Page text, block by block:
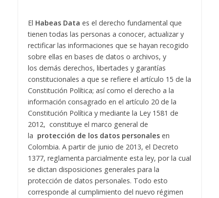
El Habeas Data es el derecho fundamental que
tienen todas las personas a conocer, actualizar y
rectificar las informaciones que se hayan recogido
sobre ellas en bases de datos o archivos, y
los demás derechos, libertades y garantías
constitucionales a que se refiere el artículo 15 de la
Constitución Política; así como el derecho a la
información consagrado en el artículo 20 de la
Constitución Política y mediante la Ley 1581 de
2012, constituye el marco general de
la protección de los datos personalesen
Colombia. A partir de junio de 2013, el Decreto
1377, reglamenta parcialmente esta ley, por la cual
se dictan disposiciones generales para la
protección de datos personales. Todo esto
corresponde al cumplimiento del nuevo régimen